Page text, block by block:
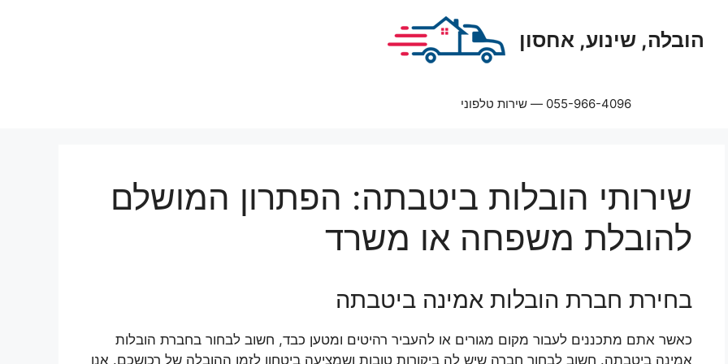
הובלה, שינוע, אחסון
055-966-4096 — שירות טלפוני
שירותי הובלות ביטבתה: הפתרון המושלם
להובלת משפחה או משרד
בחירת חברת הובלות אמינה ביטבתה
כאשר אתם מתכננים לעבור מקום מגורים או להעביר רהיטים ומטען כבד, חשוב לבחור בחברת הובלות
אמינה ביטבתה. חשוב לבחור חברה שיש לה ביקורות טובות ושמציעה ביטחון לזמן ההובלה של רכושכם. אנו